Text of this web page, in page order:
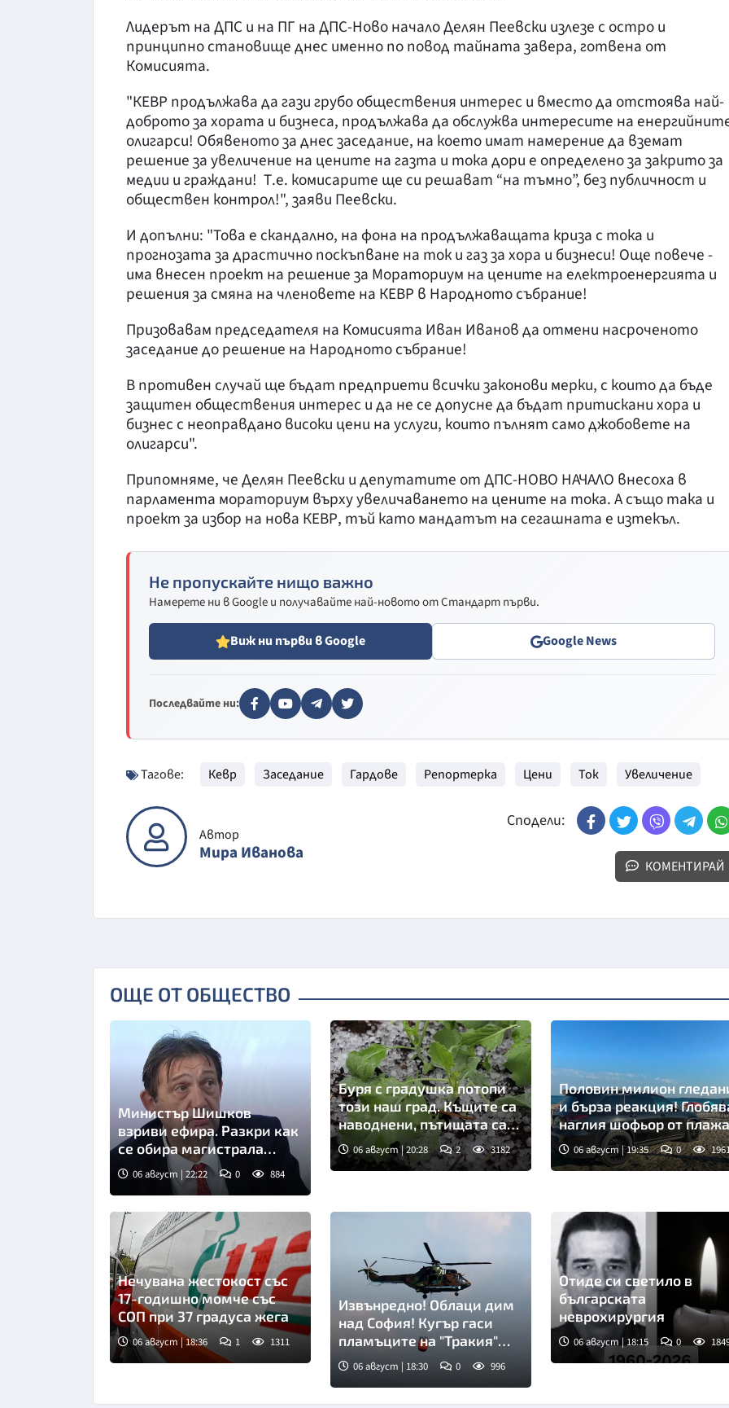
Лидерът на ДПС и на ПГ на ДПС-Ново начало Делян Пеевски излезе с остро и
принципно становище днес именно по повод тайната завера, готвена от
Комисията.
"КЕВР продължава да гази грубо обществения интерес и вместо да отстоява най-
доброто за хората и бизнеса, продължава да обслужва интересите на
олигарси! Обявеното за днес заседание, на което имат намерение да вземат
решение за увеличение на цените на газта и тока дори е определено за закрито за
медии и граждани! Т.е. комисарите ще си решават “на тъмно”, без публичност и
обществен контрол!", заяви Пеевски.
И допълни: "Това е скандално, на фона на продължаващата криза с тока и
прогнозата за драстично поскъпване на ток и газ за хора и бизнеси! Още повече -
има внесен проект на решение за Мораториум на цените на електроенергията и
решения за смяна на членовете на КЕВР в Народното събрание!
Призовавам председателя на Комисията Иван Иванов да отмени насроченото
заседание до решение на Народното събрание!
В противен случай ще бъдат предприети всички законови мерки, с които да бъде
защитен обществения интерес и да не се допусне да бъдат притискани хора и
бизнес с неоправдано високи цени на услуги, които пълнят само джобовете на
олигарси".
Припомняме, че Делян Пеевски и депутатите от ДПС-НОВО НАЧАЛО внесоха в
парламента мораториум върху увеличаването на цените на тока. А също така и
проект за избор на нова КЕВР, тъй като мандатът на сегашната е изтекъл.
Не пропускайте нищо важно
Намерете ни в Google и получавайте най-новото от Стандарт първи.
Виж ни първи в Google Google News
Последвайте ни:
Тагове: Кевр Заседание Гардове Репортерка Цени Ток Увеличение
Автор
Мира Иванова
Сподели:
КОМЕНТИРАЙ
ОЩЕ ОТ ОБЩЕСТВО
Снимка: БТА
Министър Шишков
взриви ефира. Разкри как
се обира магистрала
"Хемус"
06 август | 22:22 0 884
Буря с градушка потопи
този наш град. Къщите са
наводнени, пътищата са
блокирани
06 август | 20:28 2 3182
Половин милион
и бърза реакция!
наглия шофьор от плажа
06 август | 19:35 0
Нечувана жестокост със
17-годишно момче със
СОП при 37 градуса жега
06 август | 18:36 1 1311
Снимка: БТА
Извънредно! Облаци дим
над София! Кугър гаси
пламъците на "Тракия"
ОБНОВЕНА
06 август | 18:30 0 996
Отиде си светило в
българската
неврохирургия
06 август | 18:15 0